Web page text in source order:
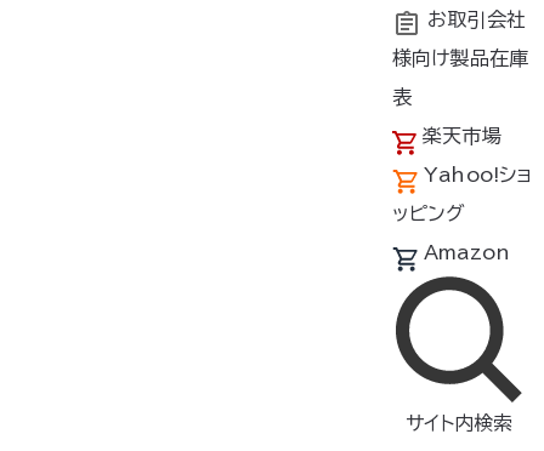
お取引会社
様向け製品在庫
表
楽天市場
Yahoo!ショ
ッピング
Amazon
サイト内検索
ウェア
デニム調長袖ブル
KU91960
この商品は生産完了しました。在
庫がある限りで販売終了とさせ